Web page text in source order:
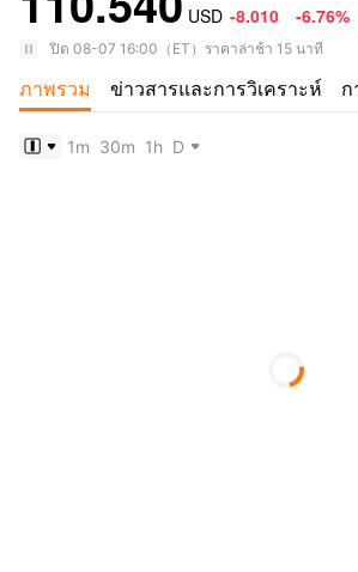
USD -8.010 -6.76%
ปิด 08-07 16:00 （ ET ） ราคาล่าช้า 15 นาที
ภาพรวม ข่าวสารและการวิเคราะห์ ก
1m 30m 1h D